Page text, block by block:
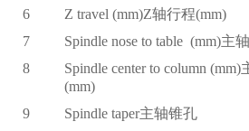
6
Z travel (mm)Z轴行程(mm)
7
Spindle nose to table (mm)主
8
Spindle center to column (mm)
(mm)
9
Spindle taper主轴锥孔